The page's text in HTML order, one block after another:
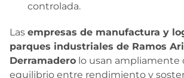
controlada.
Las empresas de manufactura y
parques industriales de Ramos
Derramadero lo usan ampliamente
equilibrio entre rendimiento y